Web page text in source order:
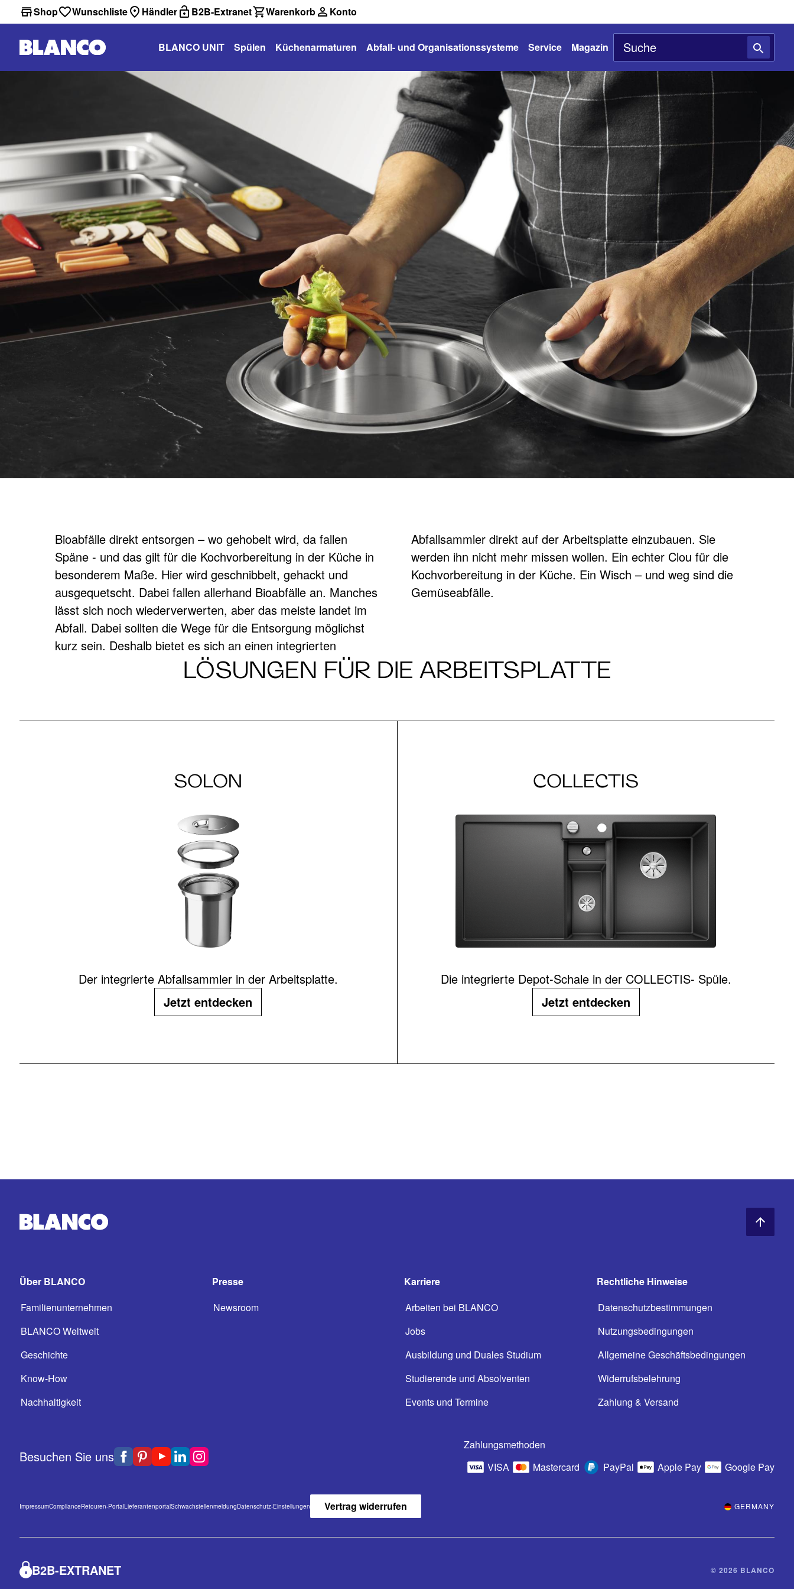
Shop Wunschliste Händler B2B-Extranet Warenkorb Konto
BLANCO UNIT Spülen Küchenarmaturen Abfall- und Organisationssysteme Service Magazin
ABFALLSAMMLER FÜR DIE
ARBEITSPLATTE
1 0
Bioabfälle direkt entsorgen – wo gehobelt wird, da fallen
Späne - und das gilt für die Kochvorbereitung in der Küche in
besonderem Maße. Hier wird geschnibbelt, gehackt und
ausgequetscht. Dabei fallen allerhand Bioabfälle an. Manches
lässt sich noch wiederverwerten, aber das meiste landet im
Abfall. Dabei sollten die Wege für die Entsorgung möglichst
kurz sein. Deshalb bietet es sich an einen integrierten
Abfallsammler direkt auf der Arbeitsplatte einzubauen. Sie
werden ihn nicht mehr missen wollen. Ein echter Clou für die
Kochvorbereitung in der Küche. Ein Wisch – und weg sind die
Gemüseabfälle.
LÖSUNGEN FÜR DIE ARBEITSPLATTE
SOLON
Der integrierte Abfallsammler in der Arbeitsplatte.
Jetzt entdecken
COLLECTIS
Die integrierte Depot-Schale in der COLLECTIS- Spüle.
Jetzt entdecken
Über BLANCO
Familienunternehmen
BLANCO Weltweit
Geschichte
Know-How
Nachhaltigkeit
Presse
Newsroom
Karriere
Arbeiten bei BLANCO
Jobs
Ausbildung und Duales Studium
Studierende und Absolventen
Events und Termine
Rechtliche Hinweise
Datenschutzbestimmungen
Nutzungsbedingungen
Allgemeine Geschäftsbedingungen
Widerrufsbelehrung
Zahlung & Versand
Besuchen Sie uns
Zahlungsmethoden
VISA
Mastercard PayPal Apple Pay Google Pay
ImpressumComplianceRetouren-PortalLieferantenportalSchwachstellenmeldungDatenschutz-Einstellungen Vertrag widerrufen GERMANY
B2B-EXTRANET © 2026 BLANCO